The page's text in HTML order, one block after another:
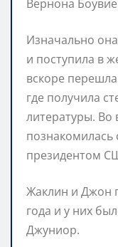
Вернона
Изначально
и поступила в
вскоре
где получила
литературы. Во
президентом
Жаклин и Джон
года и у них
Джуниор.